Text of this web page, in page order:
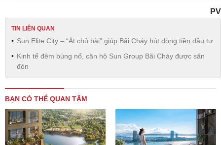
PV
TIN LIÊN QUAN
Sun Elite City – “Át chủ bài” giúp Bãi Cháy hút dòng tiền đầu tư
Kinh tế đêm bùng nổ, căn hộ Sun Group Bãi Cháy được săn
đón
BẠN CÓ THỂ QUAN TÂM